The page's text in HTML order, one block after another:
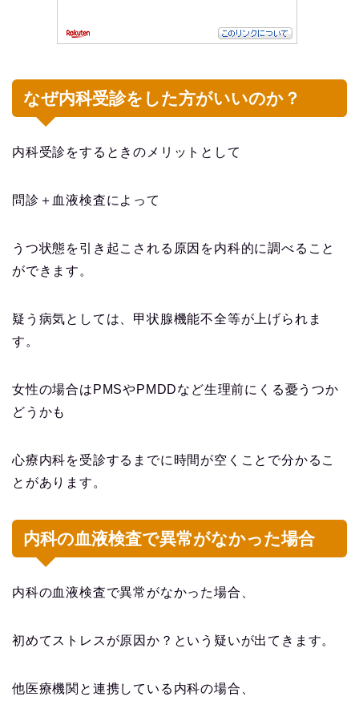
なぜ内科受診をした方がいいのか？
内科受診をするときのメリットとして
問診＋血液検査によって
うつ状態を引き起こされる原因を内科的に調べること
ができます。
疑う病気としては、甲状腺機能不全等が上げられま
す。
女性の場合はPMSやPMDDなど生理前にくる憂うつか
どうかも
心療内科を受診するまでに時間が空くことで分かるこ
とがあります。
内科の血液検査で異常がなかった場合
内科の血液検査で異常がなかった場合、
初めてストレスが原因か？という疑いが出てきます。
他医療機関と連携している内科の場合、